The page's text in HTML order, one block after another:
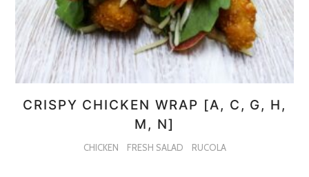
CRISPY CHICKEN WRAP [A, C, G, H,
M, N]
CHICKEN FRESH SALAD RUCOLA